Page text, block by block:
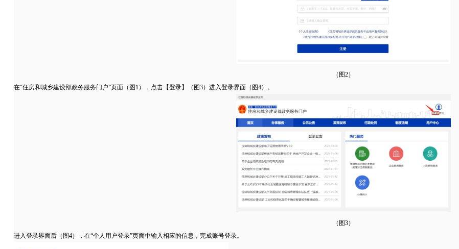
（图2）
在“住房和城乡建设部政务服务门户”页面（图1），点击【登录】（图3）进入登录界面（图4）。
（图3）
进入登录界面后（图4），在“个人用户登录”页面中输入相应的信息，完成账号登录。